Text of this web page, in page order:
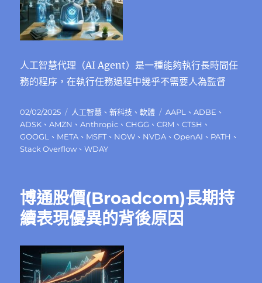
人工智慧代理（AI Agent）是一種能夠執行長時間任
務的程序，在執行任務過程中幾乎不需要人為監督
發
佈
日
期:
02/02/2025
分
類
人工智慧 、新科技 、軟體
標
籤
AAPL 、ADBE 、
ADSK 、AMZN 、Anthropic 、CHGG 、CRM 、CTSH 、
GOOGL
、 META 、 MSFT、 NOW 、 NVDA 、OpenAI 、 PATH 、
Stack Overflow 、WDAY
博通股價(Broadcom)長期持
續表現優異的背後原因